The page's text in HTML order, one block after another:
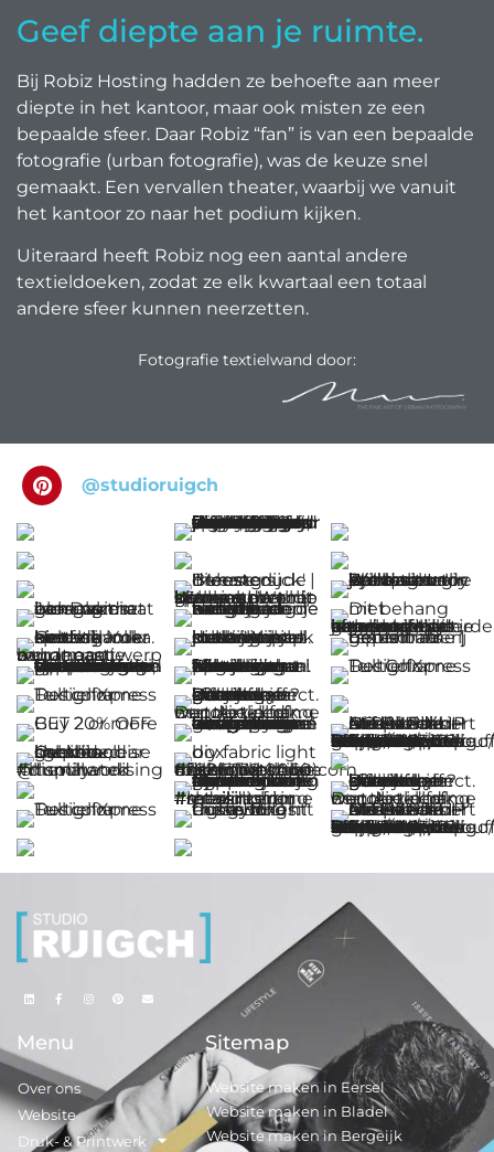
Geef diepte aan je ruimte.
Bij Robiz Hosting hadden ze behoefte aan meer
diepte in het kantoor, maar ook misten ze een
bepaalde sfeer. Daar Robiz “fan” is van een bepaalde
fotografie (urban fotografie), was de keuze snel
gemaakt. Een vervallen theater, waarbij we vanuit
het kantoor zo naar het podium kijken.
Uiteraard heeft Robiz nog een aantal andere
textieldoeken, zodat ze elk kwartaal een totaal
andere sfeer kunnen neerzetten.
Fotografie textielwand door:
@studioruigch
Menu
Over ons
Website
Druk- & Printwerk
Sitemap
Website maken in Eersel
Website maken in Bladel
Website maken in Bergeijk